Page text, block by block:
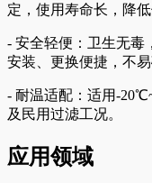
定，使用寿命长，降低
- 安全轻便：卫生无毒
安装、更换便捷，不易
- 耐温适配：适用-
及民用过滤工况。
应用领域